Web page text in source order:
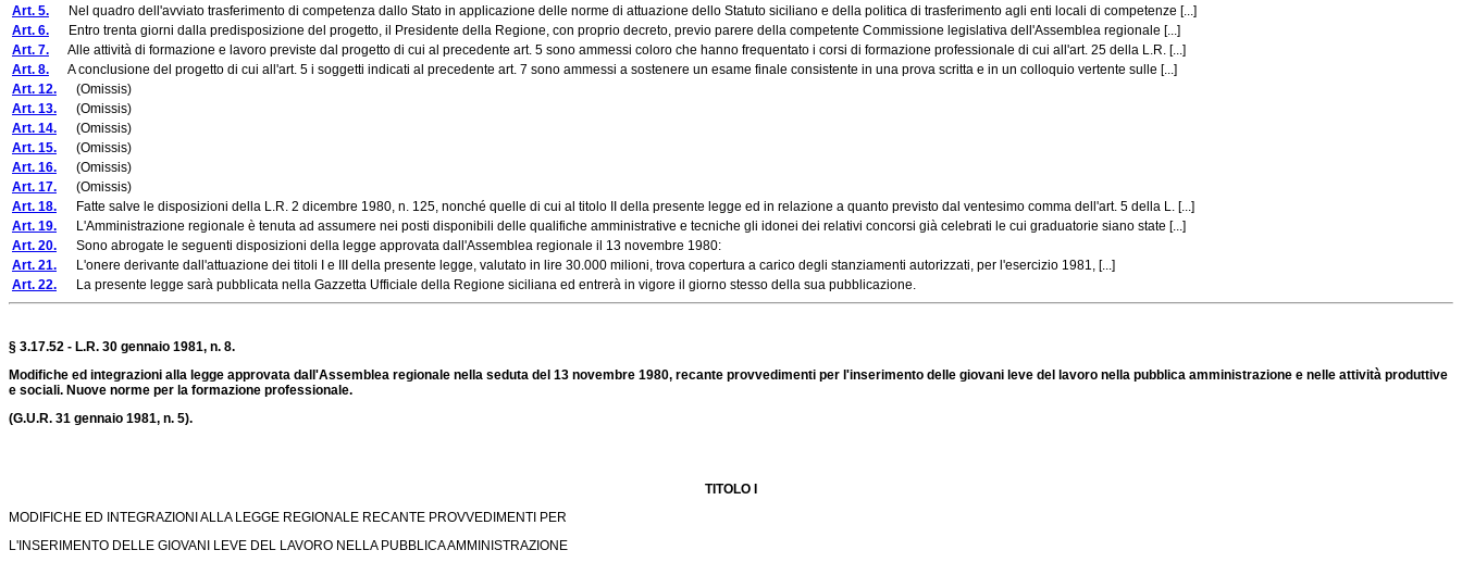
Art. 5. Nel quadro dell'avviato trasferimento di competenza dallo Stato in applicazione delle norme di attuazione dello Statuto siciliano e della politica di trasferimento agli enti locali di competenze [...]
Art. 6. Entro trenta giorni dalla predisposizione del progetto, il Presidente della Regione, con proprio decreto, previo parere della competente Commissione legislativa dell'Assemblea regionale [...]
Art. 7. Alle attività di formazione e lavoro previste dal progetto di cui al precedente art. 5 sono ammessi coloro che hanno frequentato i corsi di formazione professionale di cui all'art. 25 della L.R. [...]
Art. 8. A conclusione del progetto di cui all'art. 5 i soggetti indicati al precedente art. 7 sono ammessi a sostenere un esame finale consistente in una prova scritta e in un colloquio vertente sulle [...]
Art. 12. (Omissis)
Art. 13. (Omissis)
Art. 14. (Omissis)
Art. 15. (Omissis)
Art. 16. (Omissis)
Art. 17. (Omissis)
Art. 18. Fatte salve le disposizioni della L.R. 2 dicembre 1980, n. 125, nonché quelle di cui al titolo II della presente legge ed in relazione a quanto previsto dal ventesimo comma dell'art. 5 della L. [...]
Art. 19. L'Amministrazione regionale è tenuta ad assumere nei posti disponibili delle qualifiche amministrative e tecniche gli idonei dei relativi concorsi già celebrati le cui graduatorie siano state [...]
Art. 20. Sono abrogate le seguenti disposizioni della legge approvata dall'Assemblea regionale il 13 novembre 1980:
Art. 21. L'onere derivante dall'attuazione dei titoli I e III della presente legge, valutato in lire 30.000 milioni, trova copertura a carico degli stanziamenti autorizzati, per l'esercizio 1981, [...]
Art. 22. La presente legge sarà pubblicata nella Gazzetta Ufficiale della Regione siciliana ed entrerà in vigore il giorno stesso della sua pubblicazione.
§ 3.17.52 - L.R. 30 gennaio 1981, n. 8.
Modifiche ed integrazioni alla legge approvata dall'Assemblea regionale nella seduta del 13 novembre 1980, recante provvedimenti per l'inserimento delle giovani leve del lavoro nella pubblica amministrazione e nelle attività produttive
e sociali. Nuove norme per la formazione professionale.
(G.U.R. 31 gennaio 1981, n. 5).
TITOLO I
MODIFICHE ED INTEGRAZIONI ALLA LEGGE REGIONALE RECANTE PROVVEDIMENTI PER
L'INSERIMENTO DELLE GIOVANI LEVE DEL LAVORO NELLA PUBBLICA AMMINISTRAZIONE